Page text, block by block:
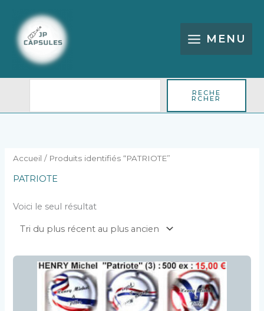
contenu
MENU
RECHE
RCHER
Accueil / Produits identifiés “PATRIOTE”
PATRIOTE
Voici le seul résultat